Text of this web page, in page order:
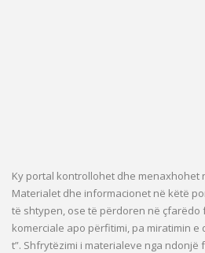
Ky portal kontrollohet dhe menaxhohet
Materialet dhe informacionet në këtë
të shtypen, ose të përdoren në çfarëdo
komerciale apo përfitimi, pa miratimin e
t”. Shfrytëzimi i materialeve nga ndonjë